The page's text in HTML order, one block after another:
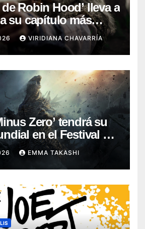
de Robin Hood’ lleva a
su capítulo más
VIRIDIANA CHAVARRÍA
Zero’ tendrá su
en el Festival de
York
EMMA TAKASHI